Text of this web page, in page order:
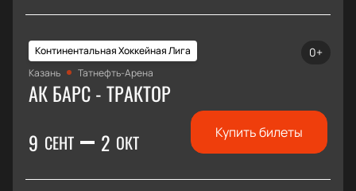
Континентальная Хоккейная Лига
Казань
Татнефть-Арена
АК БАРС - ТРАКТОР
9 СЕНТ 2 ОКТ
0+
Купить билеты